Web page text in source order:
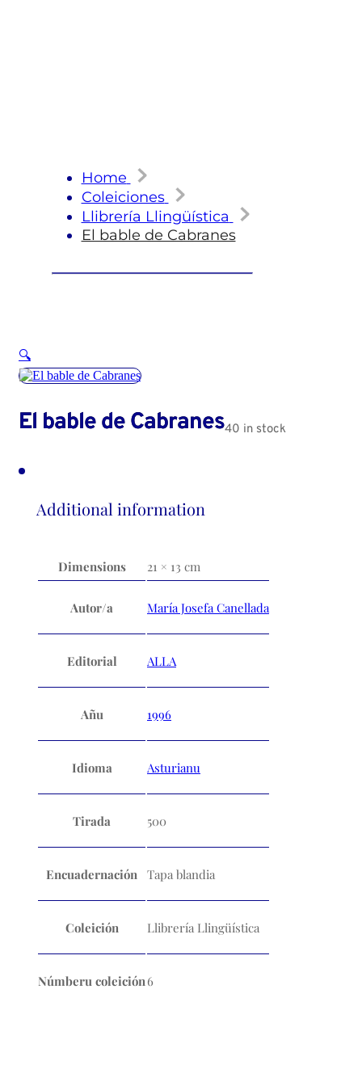
Home
Coleiciones
Llibrería Llingüística
El bable de Cabranes
🔍
El bable de Cabranes40 in stock
Additional information
Dimensions 21 × 13 cm
Autor/a María Josefa Canellada
Editorial ALLA
Añu 1996
Idioma Asturianu
Tirada 500
Encuadernación Tapa blandia
Coleición Llibrería Llingüística
Númberu coleición6